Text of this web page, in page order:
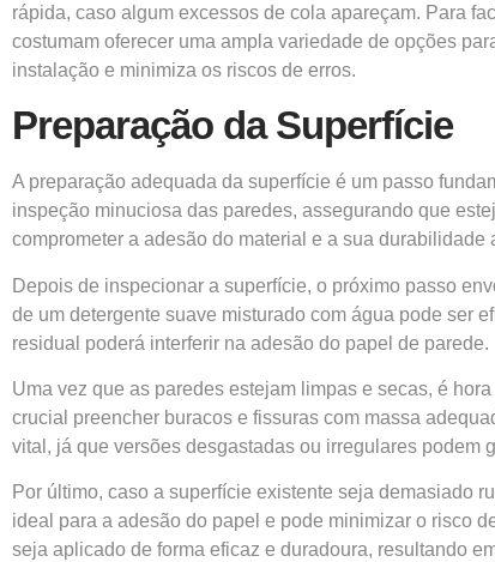
rápida, caso algum excessos de cola apareçam. Para
costumam oferecer uma ampla variedade de opções
instalação e minimiza os riscos de erros.
Preparação da Superfície
A preparação adequada da superfície é um passo
inspeção minuciosa das paredes, assegurando que
comprometer a adesão do material e a sua
Depois de inspecionar a superfície, o próximo passo
de um detergente suave misturado com água pode ser
residual poderá interferir na adesão do papel de parede.
Uma vez que as paredes estejam limpas e secas, é
crucial preencher buracos e fissuras com massa
vital, já que versões desgastadas ou irregulares podem
Por último, caso a superfície existente seja demasiado
ideal para a adesão do papel e pode minimizar o risco
seja aplicado de forma eficaz e duradoura, resultando